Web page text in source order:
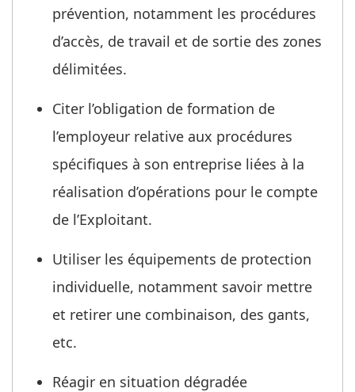
prévention, notamment les procédures
d’accès, de travail et de sortie des zones
délimitées.
Citer l’obligation de formation de
l’employeur relative aux procédures
spécifiques à son entreprise liées à la
réalisation d’opérations pour le compte
de l’Exploitant.
Utiliser les équipements de protection
individuelle, notamment savoir mettre
et retirer une combinaison, des gants,
etc.
Réagir en situation dégradée